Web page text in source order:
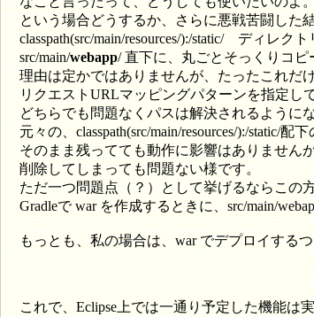
という場合どうするか、さらに悪戦苦闘した
classpath(src/main/resources/):/static/ ディレク
src/main/webapp/ 直下に、丸ごとそっくりコピ
理由は定かではありませんが、たったこれだ
リクエストURLマッピングパターンを指定し
どちらでも問題なくパスは解決されるように
元々の、classpath(src/main/resources/):/static/配
そのまま残ってても動作に影響はありません
削除してしまっても問題ない様です。
ただ一つ問題点（？）として挙げるならこの
Gradleで war を作成するときに、src/main/
もっとも、私の場合は、war でデプロイする
これで、Eclipse上では一通り予定した機能は